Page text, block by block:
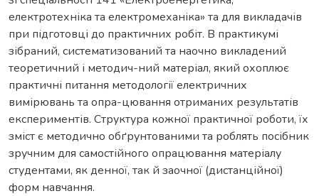
електротехніка та електромеханіка» та для викладачів
при підготовці до практичних робіт. В практикумі
зібраний, систематизований та наочно викладений
теоретичний і методич-ний матеріал, який охоплює
практичні питання методології електричних
вимірювань та опра-цювання отриманих результатів
експериментів. Структура кожної практичної роботи, їх
зміст є методично обґрунтованими та роблять посібник
зручним для самостійного опрацювання матеріалу
студентами, як денної, так й заочної (дистанційної)
форм навчання.